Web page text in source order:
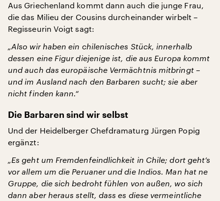
Aus Griechenland kommt dann auch die junge Frau,
die das Milieu der Cousins durcheinander wirbelt –
Regisseurin Voigt sagt:
„Also wir haben ein chilenisches Stück, innerhalb
dessen eine Figur diejenige ist, die aus Europa kommt
und auch das europäische Vermächtnis mitbringt –
und im Ausland nach den Barbaren sucht; sie aber
nicht finden kann.“
Die Barbaren sind wir selbst
Und der Heidelberger Chefdramaturg Jürgen Popig
ergänzt:
„Es geht um Fremdenfeindlichkeit in Chile; dort geht’s
vor allem um die Peruaner und die Indios. Man hat ne
Gruppe, die sich bedroht fühlen von außen, wo sich
dann aber heraus stellt, dass es diese vermeintliche